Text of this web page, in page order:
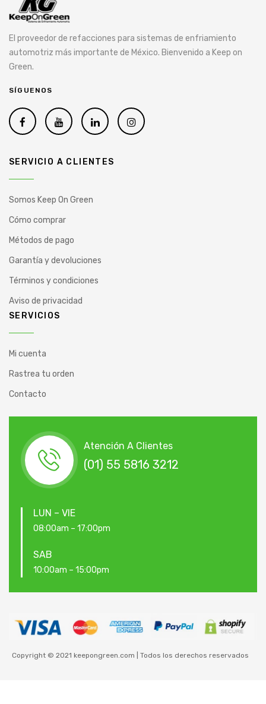
El proveedor de refacciones para sistemas de enfriamiento
automotriz más importante de México. Bienvenido a Keep on
Green.
SÍGUENOS
SERVICIO A CLIENTES
Somos Keep On Green
Cómo comprar
Métodos de pago
Garantía y devoluciones
Términos y condiciones
Aviso de privacidad
SERVICIOS
Mi cuenta
Rastrea tu orden
Contacto
Atención A Clientes
(01) 55 5816 3212
LUN – VIE
08:00am – 17:00pm
SAB
10:00am – 15:00pm
Copyright © 2021 keepongreen.com | Todos los derechos reservados